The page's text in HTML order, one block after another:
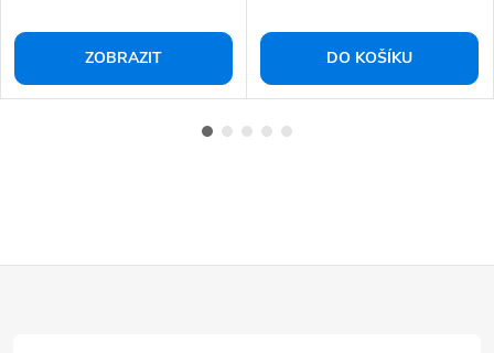
ZOBRAZIT DO KOŠÍKU